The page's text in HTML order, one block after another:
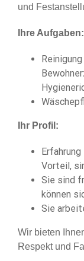
und
Ihre Aufgaben:
Ihr Profil:
Vorteil,
Sie sind
können
Sie
Wir bieten
Respekt und